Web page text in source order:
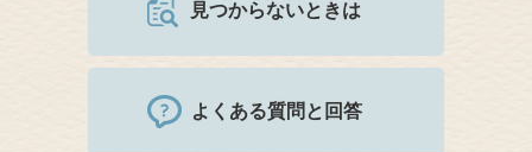
見つからないときは
よくある質問と回答